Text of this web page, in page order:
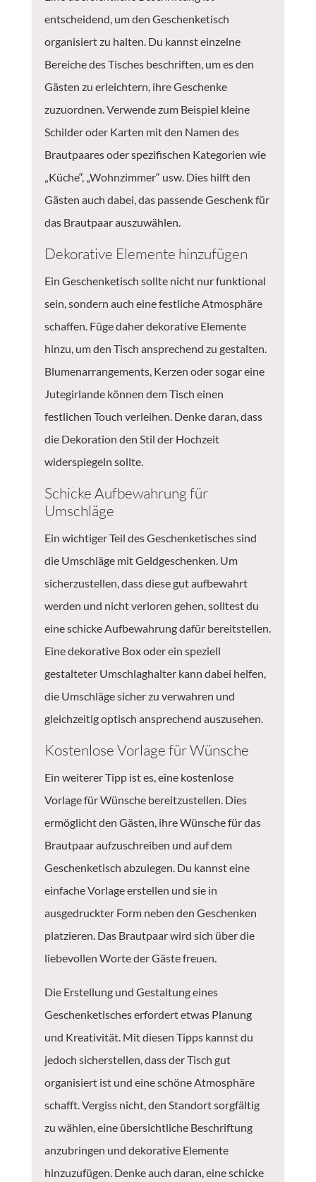
entscheidend, um den Geschenketisch
organisiert zu halten. Du kannst einzelne
Bereiche des Tisches beschriften, um es den
Gästen zu erleichtern, ihre Geschenke
zuzuordnen. Verwende zum Beispiel kleine
Schilder oder Karten mit den Namen des
Brautpaares oder spezifischen Kategorien wie
„Küche“, „Wohnzimmer“ usw. Dies hilft den
Gästen auch dabei, das passende Geschenk für
das Brautpaar auszuwählen.
Dekorative Elemente hinzufügen
Ein Geschenketisch sollte nicht nur funktional
sein, sondern auch eine festliche Atmosphäre
schaffen. Füge daher dekorative Elemente
hinzu, um den Tisch ansprechend zu gestalten.
Blumenarrangements, Kerzen oder sogar eine
Jutegirlande können dem Tisch einen
festlichen Touch verleihen. Denke daran, dass
die Dekoration den Stil der Hochzeit
widerspiegeln sollte.
Schicke Aufbewahrung für
Umschläge
Ein wichtiger Teil des Geschenketisches sind
die Umschläge mit Geldgeschenken. Um
sicherzustellen, dass diese gut aufbewahrt
werden und nicht verloren gehen, solltest du
eine schicke Aufbewahrung dafür bereitstellen.
Eine dekorative Box oder ein speziell
gestalteter Umschlaghalter kann dabei helfen,
die Umschläge sicher zu verwahren und
gleichzeitig optisch ansprechend auszusehen.
Kostenlose Vorlage für Wünsche
Ein weiterer Tipp ist es, eine kostenlose
Vorlage für Wünsche bereitzustellen. Dies
ermöglicht den Gästen, ihre Wünsche für das
Brautpaar aufzuschreiben und auf dem
Geschenketisch abzulegen. Du kannst eine
einfache Vorlage erstellen und sie in
ausgedruckter Form neben den Geschenken
platzieren. Das Brautpaar wird sich über die
liebevollen Worte der Gäste freuen.
Die Erstellung und Gestaltung eines
Geschenketisches erfordert etwas Planung
und Kreativität. Mit diesen Tipps kannst du
jedoch sicherstellen, dass der Tisch gut
organisiert ist und eine schöne Atmosphäre
schafft. Vergiss nicht, den Standort sorgfältig
zu wählen, eine übersichtliche Beschriftung
anzubringen und dekorative Elemente
hinzuzufügen. Denke auch daran, eine schicke